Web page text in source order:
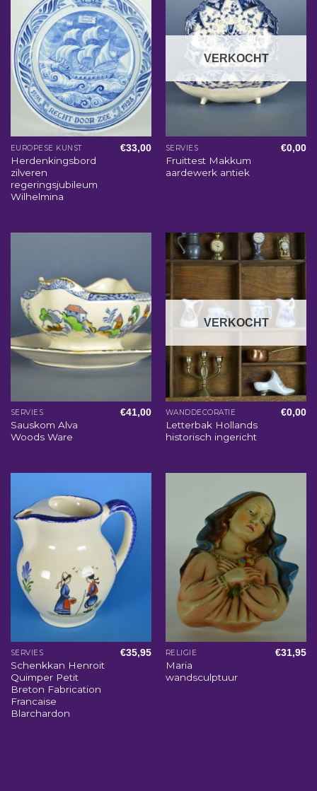
EUROPESE KUNST
Herdenkingsbord
zilveren
regeringsjubileum
Wilhelmina
€33,00
VERKOCHT
SERVIES
Fruittest Makkum
aardewerk antiek
€0,00
SERVIES
Sauskom Alva
Woods Ware
€41,00
VERKOCHT
WANDDECORATIE
Letterbak Hollands
historisch ingericht
€0,00
SERVIES
Schenkkan Henroit
Quimper Petit
Breton Fabrication
Francaise
Blarchardon
€35,95 RELIGIE
Maria
wandsculptuur
€31,95